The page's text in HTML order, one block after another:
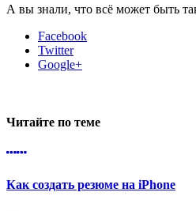
А вы знали, что всё может быть
Facebook
Twitter
Google+
Читайте по теме
Как создать резюме на iPhone